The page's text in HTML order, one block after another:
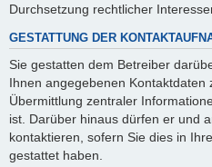
Durchsetzung rechtlicher
GESTATTUNG DER
Sie gestatten dem Betreiber
Ihnen angegebenen
Übermittlung zentraler
ist. Darüber hinaus dürfen er und
kontaktieren, sofern Sie dies in
gestattet haben.